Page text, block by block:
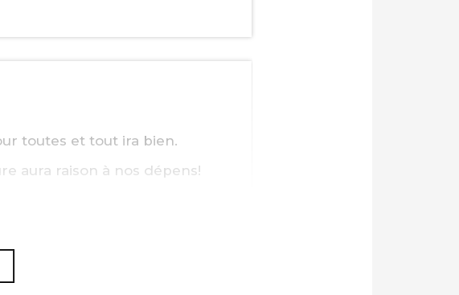
toutes et tout ira bien.
aura raison à nos dépens!